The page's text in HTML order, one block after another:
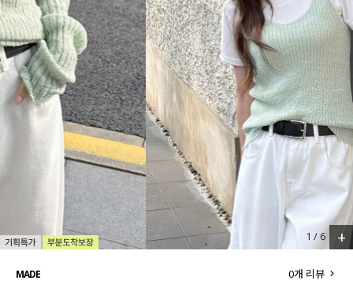
신상 5%
베스트
MADE
세트할인 ~30%
110사이즈
아우터
티셔츠
니트
블라우스
원피스
팬츠
스커트 1 /6 +
MADE 0개 리뷰